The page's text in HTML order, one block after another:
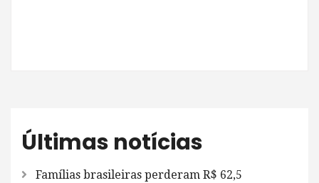
Últimas notícias
Famílias brasileiras perderam R$ 62,5